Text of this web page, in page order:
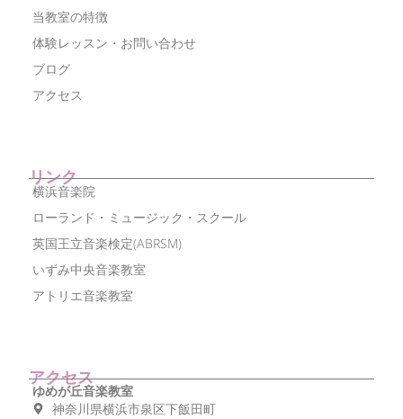
当教室の特徴
体験レッスン・お問い合わせ
ブログ
アクセス
リンク
横浜音楽院
ローランド・ミュージック・スクール
英国王立音楽検定(ABRSM)
いずみ中央音楽教室
アトリエ音楽教室
アクセス
ゆめが丘音楽教室
神奈川県横浜市泉区下飯田町